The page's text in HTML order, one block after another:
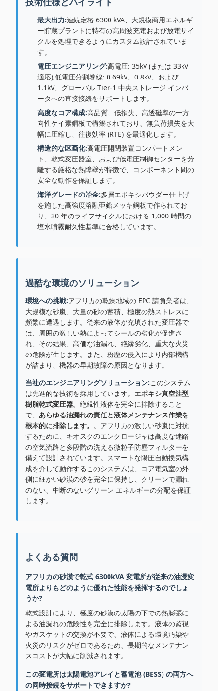
最大出力:連続定格 6300 kVA、大規模商用エネルギ
ー貯蔵プラントに特有の高周波充電および放電サイ
クルを処理できるようにカスタム設計されていま
す。
電圧エンジニアリング:高電圧: 35kV (または 33kV
適応);低電圧分割巻線: 0.69kV、0.8kV、および
1.1kV、グローバル Tier-1 中央ストレージ インバ
ータへの直接接続をサポートします。
高度なコア構成:高品質、低損失、高透磁率の一方
向性ケイ素鋼板で構築されており、無負荷損失を大
幅に圧縮し、往復効率 (RTE) を最適化します。
構造的な区画化:高電圧開閉装置コンパートメン
ト、乾式変圧器室、および低電圧制御センターを分
離する厳格な熱障壁が特徴で、コンポーネント間の
安全な動作を保証します。
海洋グレードの冶金:多層エポキシパウダー仕上げ
を施した高強度溶融亜鉛メッキ鋼板で作られてお
り、30 年のライフサイクルにおける 1,000 時間の
塩水噴霧耐久性基準に合格しています。
過酷な環境のソリューション
環境への挑戦:アフリカの乾燥地域の EPC 請負業者は、
大規模な砂嵐、大量の砂の蓄積、極度の熱ストレスに
頻繁に遭遇します。従来の液体が充填された変圧器で
は、周囲の激しい熱によってシールの劣化が促進さ
れ、その結果、高価な油漏れ、絶縁劣化、重大な火災
の危険が生じます。また、粉塵の侵入により内部機構
が詰まり、機器の早期故障の原因となります。
当社のエンジニアリングソリューション:このシステム
は先進的な技術を採用しています。 エポキシ真空注型
樹脂乾式変圧器。絶縁性液体を完全に排除すること
で、 あらゆる油漏れの責任と液体メンテナンス作業を
根本的に排除します。 。アフリカの激しい砂嵐に対抗
するために、キオスクのエンクロージャは高度な迷路
の空気流路と多段階の洗える微粒子防塵フィルターを
備えて設計されています。スマートな陽圧自動換気構
成を介して動作するこのシステムは、コア電気室の外
側に細かい砂漠の砂を完全に保持し、クリーンで漏れ
のない、中断のないグリーン エネルギーの分配を保証
します。
よくある質問
アフリカの砂漠で乾式 6300kVA 変電所が従来の油浸変
電所よりもどのように優れた性能を発揮するのでしょ
うか?
乾式設計により、極度の砂漠の太陽の下での熱膨張に
よる油漏れの危険性を完全に排除します。液体の監視
やガスケットの交換が不要で、液体による環境汚染や
火災のリスクがゼロであるため、長期的なメンテナン
スコストが大幅に削減されます。
この変電所は太陽電池アレイと蓄電池 (BESS) の両方へ
の同時接続をサポートできますか?